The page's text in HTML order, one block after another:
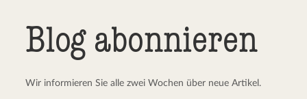
Blog abonnieren
Wir informieren Sie alle zwei Wochen über neue Artikel.